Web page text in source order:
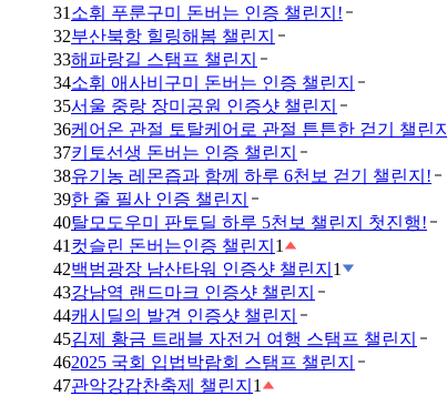
31 소휘 푸룬구미 돈버는 인증 챌린지!
32부산북항 힐링해봄 챌린지
33해파랑길 스탬프 챌린지
34소휘 애사비구미 돈버는 인증 챌린지
35서울 중랑 장미공원 인증샷 챌린지
36케어온 관절 토탈케어로 관절 튼튼한 걷기 챌린지
37키토선생 돈버는 인증 챌린지
38유기농 레몬즙과 함께 하루 6천보 걷기 챌린지!
39한 줄 필사 인증 챌린지
40탈모도우미 판토딜 하루 5천보 챌린지 첫진행!
41 컷슬린 돈버는인증 챌린지 1
42백범광장 남산타워 인증샷 챌린지 1
43강남역 랜드마크 인증샷 챌린지
44캐시딜의 발견 인증샷 챌린지
45김제 황금 트래블 자전거 여행 스탬프 챌린지
462025 국회 입법박람회 스탬프 챌린지
47관악강감찬축제 챌린지 1